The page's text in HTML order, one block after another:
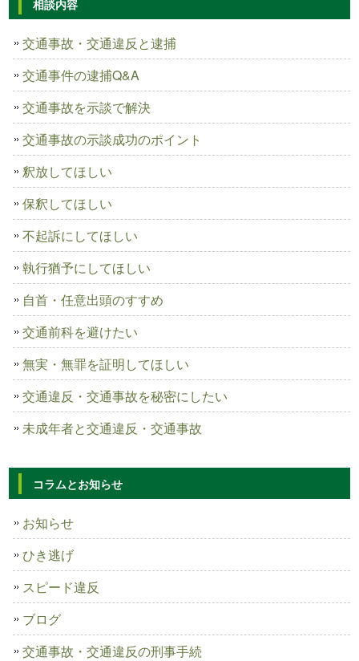
相談内容
交通事故・交通違反と逮捕
交通事件の逮捕Q&A
交通事故を示談で解決
交通事故の示談成功のポイント
釈放してほしい
保釈してほしい
不起訴にしてほしい
執行猶予にしてほしい
自首・任意出頭のすすめ
交通前科を避けたい
無実・無罪を証明してほしい
交通違反・交通事故を秘密にしたい
未成年者と交通違反・交通事故
コラムとお知らせ
お知らせ
ひき逃げ
スピード違反
ブログ
交通事故・交通違反の刑事手続